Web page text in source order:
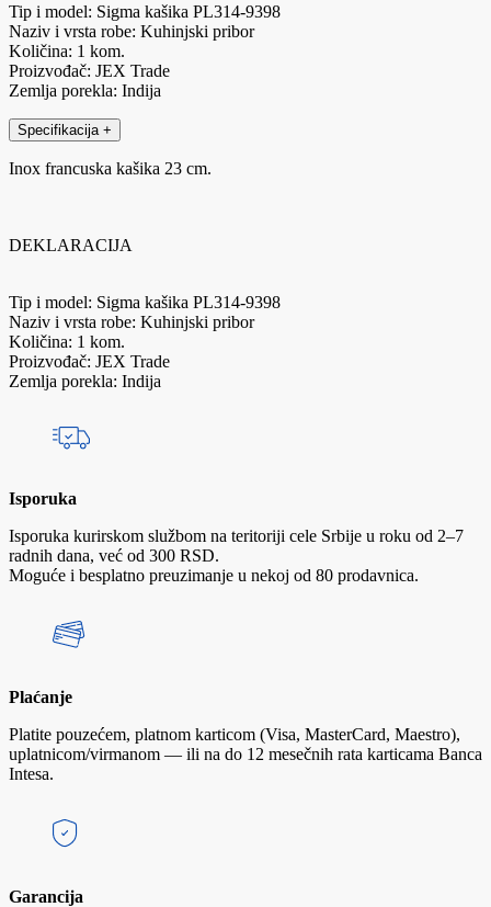
Tip i model: Sigma kašika PL314-9398
Naziv i vrsta robe: Kuhinjski pribor
Količina: 1 kom.
Proizvođač: JEX Trade
Zemlja porekla: Indija
Specifikacija +
Inox francuska kašika 23 cm.
DEKLARACIJA
Tip i model: Sigma kašika PL314-9398
Naziv i vrsta robe: Kuhinjski pribor
Količina: 1 kom.
Proizvođač: JEX Trade
Zemlja porekla: Indija
Isporuka
Isporuka kurirskom službom na teritoriji cele Srbije u roku od 2–7
radnih dana, već od 300 RSD.
Moguće i besplatno preuzimanje u nekoj od 80 prodavnica.
Plaćanje
Platite pouzećem, platnom karticom (Visa, MasterCard, Maestro),
uplatnicom/virmanom — ili na do 12 mesečnih rata karticama Banca
Intesa.
Garancija